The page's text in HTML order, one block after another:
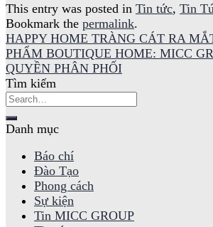
This entry was posted in Tin tức, Tin
Bookmark the permalink.
HAPPY HOME TRÀNG CÁT RA
PHẨM BOUTIQUE HOME: MICC
QUYỀN PHÂN PHỐI
Tìm kiếm
Danh mục
Báo chí
Đào Tạo
Phong cách
Sự kiện
Tin MICC GROUP